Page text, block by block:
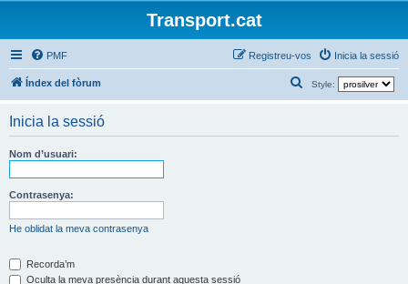
Transport.cat
PMF Inicia la sessió
Registreu-vos
Índex del fòrum Style:
e
Inicia la sessió
Nom d’usuari:
Contrasenya:
He oblidat la meva contrasenya
Recorda’m
Oculta la meva presència durant aquesta sessió